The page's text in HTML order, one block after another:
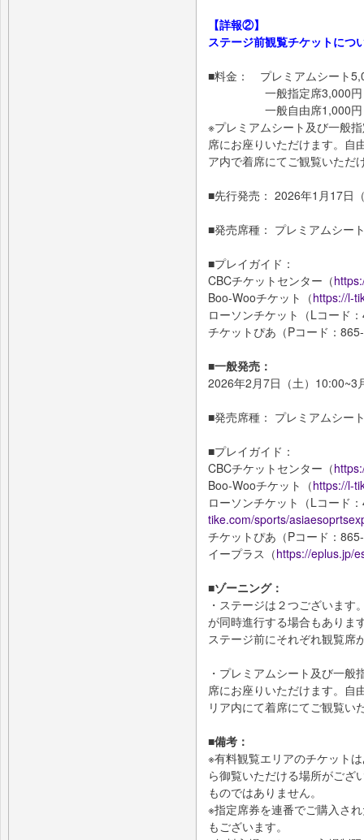
【詳報②】
ステージ前観覧チケットにつ
■料金： プレミアムシート
一般指定席3,000円
一般自由席1,000円
※プレミアムシート及び一般
席にお座りいただけます。自
ア内で着席にてご観覧いただ
■先行発売： 2026年1月17日
■発売席種： プレミアムシー
■プレイガイド：
CBCチケットセンター（
Boo-Wooチケット（https://l-
ローソンチケット（Lコード
チケットぴあ（Pコード：
■一般発売：
2026年2月7日（土）10:00~3
■発売席種： プレミアムシー
■プレイガイド：
CBCチケットセンター（
Boo-Wooチケット（https://l-
ローソンチケット（Lコード
tike.com/sports/
チケットぴあ（Pコード：
イープラス（https://eplus.jp/
■ゾーニング：
・ステージは２つございま
が同時進行する場合もありま
ステージ前にそれぞれ観覧席
・プレミアムシート及び一
席にお座りいただけます。自
リア内にて着席にてご観覧い
■備考：
※有料観覧エリアのチケット
ら御覧いただける場所がござ
ものではありません。
※指定席券を連番でご購入さ
もございます。